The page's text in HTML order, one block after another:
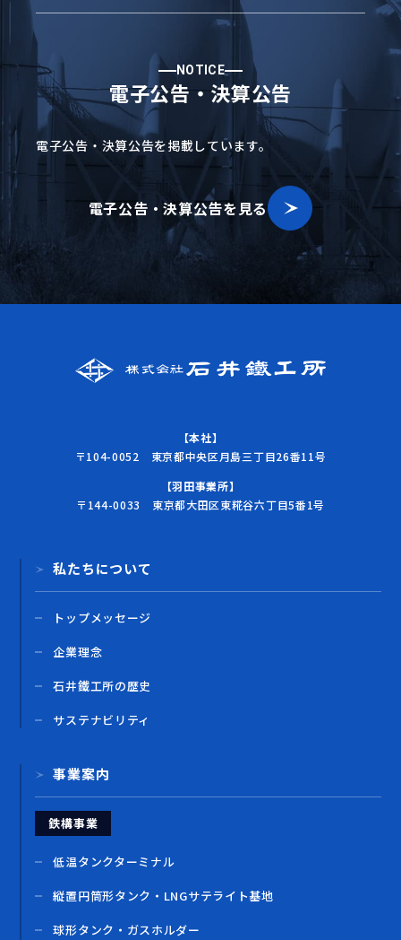
電子公告・決算公告
NOTICE
電子公告・決算公告を掲載しています。
電子公告・決算公告を見る
【本社】
〒104-0052 東京都中央区月島三丁目26番11号
【羽田事業所】
〒144-0033 東京都大田区東糀谷六丁目5番1号
私たちについて
トップメッセージ
企業理念
石井鐵工所の歴史
サステナビリティ
事業案内
鉄構事業
低温タンクターミナル
縦置円筒形タンク・LNGサテライト基地
球形タンク・ガスホルダー